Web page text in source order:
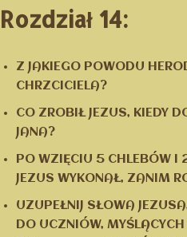
Rozdział 14:
Z JAKIEGO POWODU
CHRZCICIELA?
CO ZROBIŁ JEZUS, KIEDY
JANA?
PO WZIĘCIU 5 CHLEBÓW I
JEZUS WYKONAŁ, ZANIM
UZUPEŁNIJ SŁOWA
DO UCZNIÓW,